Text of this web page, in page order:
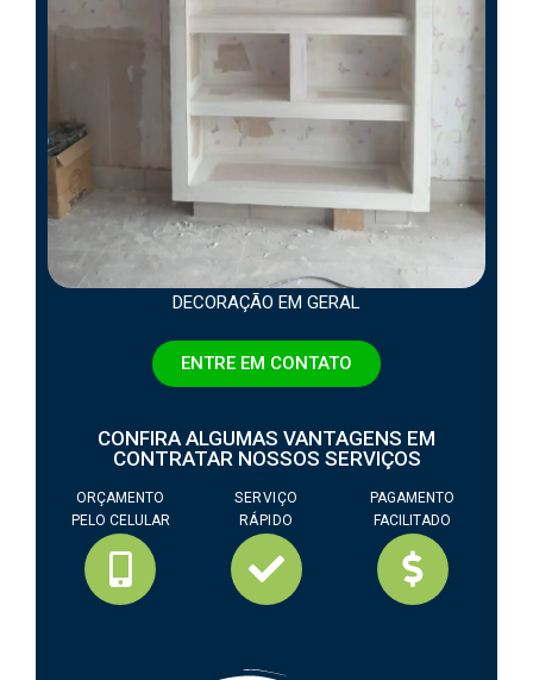
DECORAÇÃO EM GERAL
ENTRE EM CONTATO
CONFIRA ALGUMAS VANTAGENS EM
CONTRATAR NOSSOS SERVIÇOS
ORÇAMENTO
PELO CELULAR
SERVIÇO
RÁPIDO
PAGAMENTO
FACILITADO